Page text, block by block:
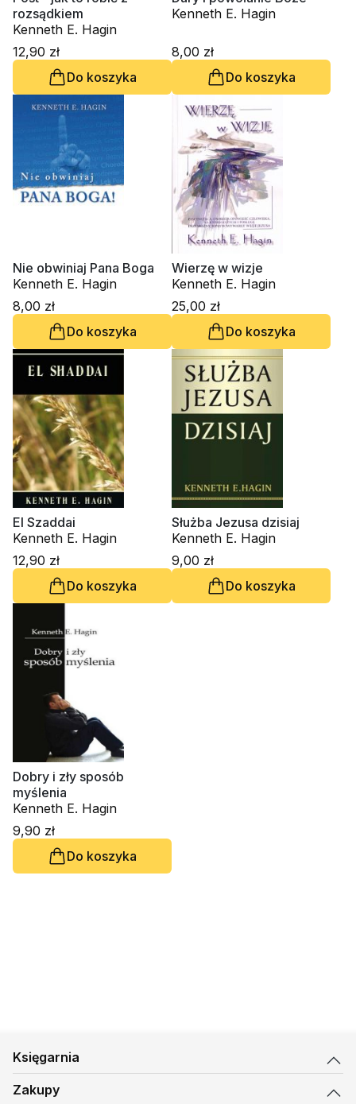
rozsądkiem
Kenneth E. Hagin
12,90 zł
Do koszyka
Kenneth E. Hagin
8,00 zł
Do koszyka
Nie obwiniaj Pana Boga
Kenneth E. Hagin
8,00 zł
Do koszyka
Wierzę w wizje
Kenneth E. Hagin
25,00 zł
Do koszyka
El Szaddai
Kenneth E. Hagin
12,90 zł
Do koszyka
Służba Jezusa dzisiaj
Kenneth E. Hagin
9,00 zł
Do koszyka
Dobry i zły sposób
myślenia
Kenneth E. Hagin
9,90 zł
Do koszyka
Księgarnia
Zakupy